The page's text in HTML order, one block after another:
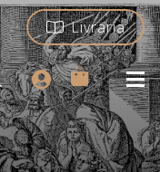
Livraria